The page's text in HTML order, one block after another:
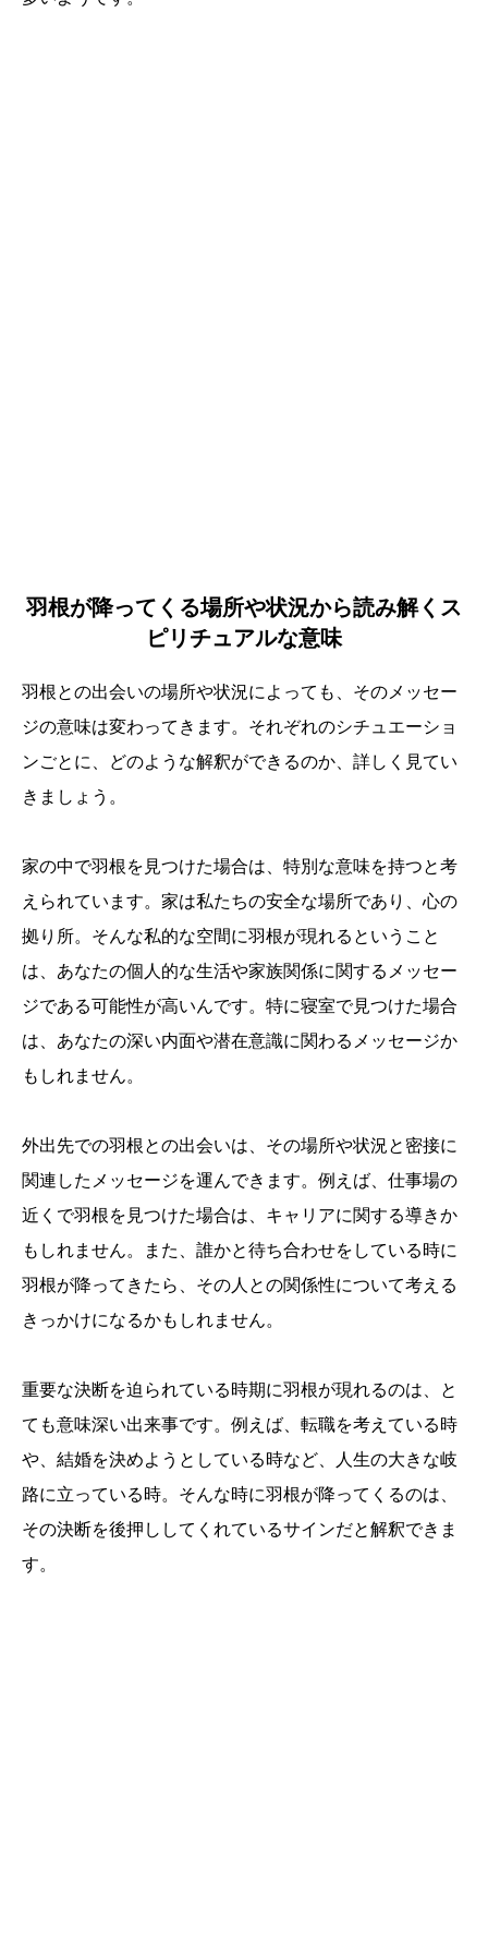
羽根が降ってくる場所や状況から読み解くス
ピリチュアルな意味
羽根との出会いの場所や状況によっても、そのメッセー
ジの意味は変わってきます。それぞれのシチュエーショ
ンごとに、どのような解釈ができるのか、詳しく見てい
きましょう。
家の中で羽根を見つけた場合は、特別な意味を持つと考
えられています。家は私たちの安全な場所であり、心の
拠り所。そんな私的な空間に羽根が現れるということ
は、あなたの個人的な生活や家族関係に関するメッセー
ジである可能性が高いんです。特に寝室で見つけた場合
は、あなたの深い内面や潜在意識に関わるメッセージか
もしれません。
外出先での羽根との出会いは、その場所や状況と密接に
関連したメッセージを運んできます。例えば、仕事場の
近くで羽根を見つけた場合は、キャリアに関する導きか
もしれません。また、誰かと待ち合わせをしている時に
羽根が降ってきたら、その人との関係性について考える
きっかけになるかもしれません。
重要な決断を迫られている時期に羽根が現れるのは、と
ても意味深い出来事です。例えば、転職を考えている時
や、結婚を決めようとしている時など、人生の大きな岐
路に立っている時。そんな時に羽根が降ってくるのは、
その決断を後押ししてくれているサインだと解釈できま
す。